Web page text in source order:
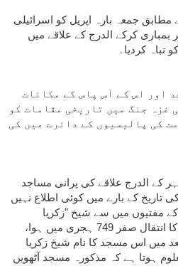
مطابق جمعہ بارہ اپریل کو اسرائیلی
کرکے الدرج کے علاقے میں
تباہ کردیا۔
اور اس کے آس پاس کے مکانات
غزہ جنگ میں تاریخی مقامات کو
کی پالیسیوں کے دائرے میں کی
کے الدرج علاقے کی پرانی مساجد
کے بارے میں کوئی اطلاع نہیں
مفتیوں میں سے شیخ "زکریا
التماری" نامی ایک شخص، جن کا انتقال صفر 749 ہجری میں ہوا،
میں اس مسجد کا نام شیخ زکریا
ہوتا ہے کہ مذکورہ مسجد آٹھویں